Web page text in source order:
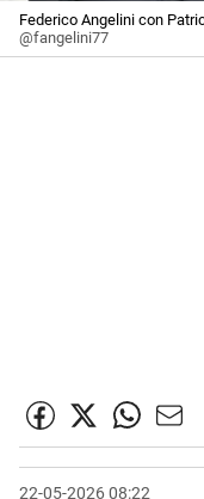
Federico Angelini con
@fangelini77
22-05-2026 08:22